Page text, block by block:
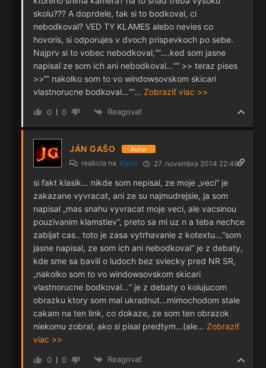
skolu??? A doprdele, tak si to bodkoval, ci
nebodkoval? VED TY KLAMES alebo nevies co
hovoris, si odporujes v dvoch prispevkoch po sebe.
Najprv si to vobec nebodkoval,““….ked som jasne
napisal ze som ich ani nebodkoval…““ >> teraz pises
>>““ nakolko som to vo windowsovskom skicari
vlastnorucne bodkoval…““… Zobraziť viac >>
0 0 Reagovať
JÁN GAŠO Autor
reakcia na Karol 27. novembra 2014 22:49
si fakt klasik… nikde som nepisal, ze moje „veci“ je
zakazane vyvracat, ani ze su najmudrejsie, ja som
napisal „mas snahu vyvracat moje veci, ale vacsinou
pouzivanim klamstiev“, preto sa mi uz n a teba nechce
zabijat cas.. toto je zasa vytrhavanie z kotextu…“som
jasne napisal, ze som ich ani nebodkoval“ je z debaty,
kde sme sa bavili o ludoch bez sviecky pred NR SR,
„nakolko som to vo windowsovskom skicari
vlastnorucne bodkoval…“ je z debaty o kolujucom
obrazku ktory som mal ukradnut…mimochodom stale
cakam na ten link, co dokaze, ze som ten obrazok
niekomu zobral, ako si pisal predtym…(ale… Zobraziť
viac >>
0 0 Reagovať